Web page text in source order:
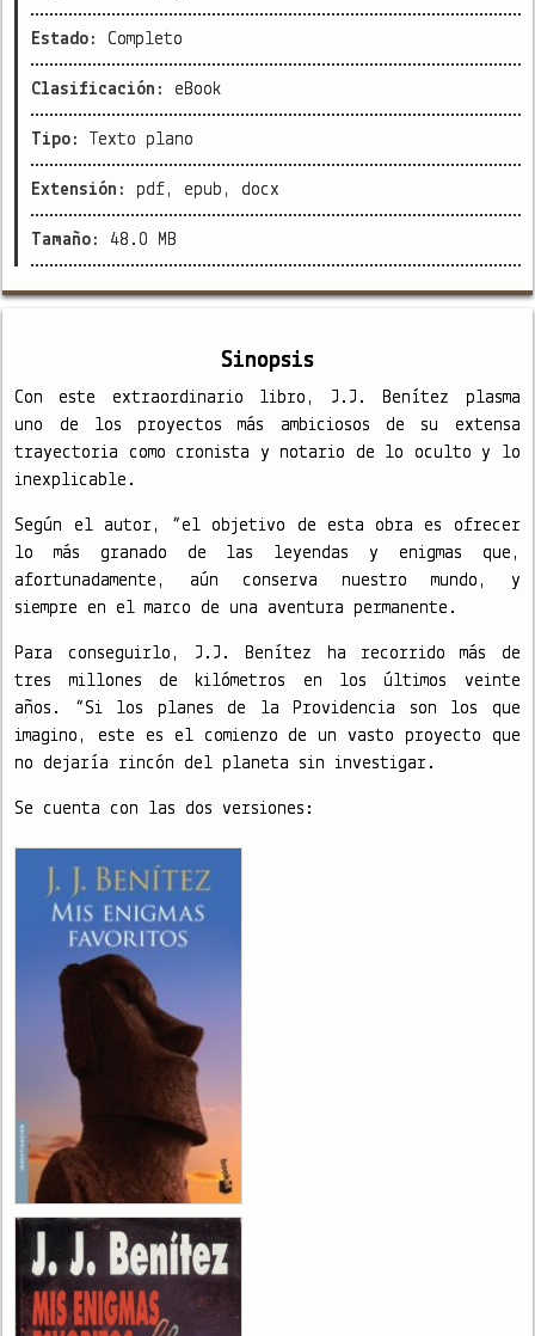
Estado: Completo
Clasificación: eBook
Tipo: Texto plano
Extensión: pdf, epub, docx
Tamaño: 48.0 MB
Sinopsis
Con este extraordinario libro, J.J. Benítez plasma
uno de los proyectos más ambiciosos de su extensa
trayectoria como cronista y notario de lo oculto y lo
inexplicable.
Según el autor, “el objetivo de esta obra es ofrecer
lo más granado de las leyendas y enigmas que,
afortunadamente, aún conserva nuestro mundo, y
siempre en el marco de una aventura permanente.
Para conseguirlo, J.J. Benítez ha recorrido más de
tres millones de kilómetros en los últimos veinte
años. “Si los planes de la Providencia son los que
imagino, este es el comienzo de un vasto proyecto que
no dejaría rincón del planeta sin investigar.
Se cuenta con las dos versiones: